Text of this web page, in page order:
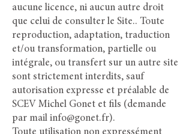
aucune licence, ni aucun autre droit
que celui de consulter le Site.. Toute
reproduction, adaptation, traduction
et/ou transformation, partielle ou
intégrale, ou transfert sur un autre site
sont strictement interdits, sauf
autorisation expresse et préalable de
SCEV Michel Gonet et fils (demande
par mail info@gonet.fr).